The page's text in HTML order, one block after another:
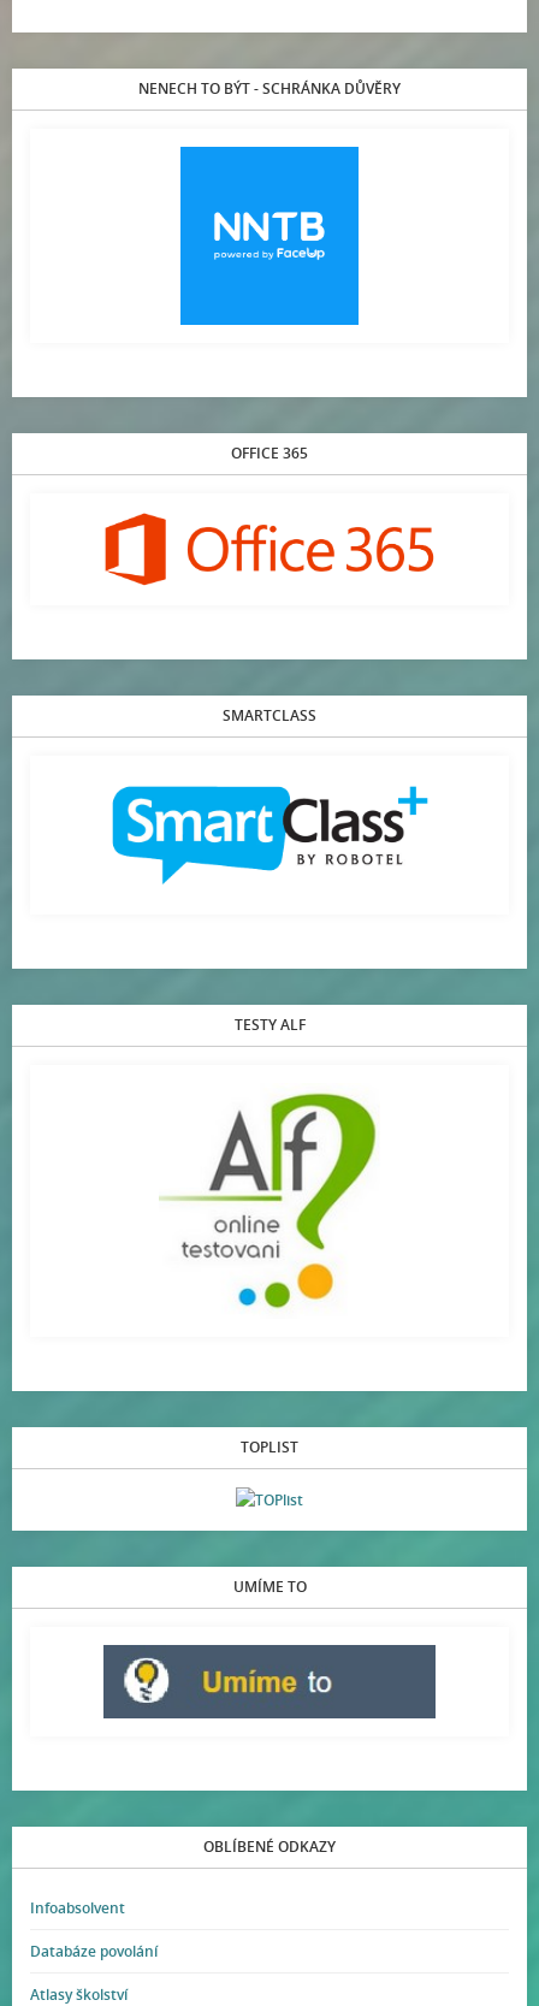
NENECH TO BÝT - SCHRÁNKA DŮVĚRY
OFFICE 365
SMARTCLASS
TESTY ALF
TOPLIST
UMÍME TO
OBLÍBENÉ ODKAZY
Infoabsolvent
Databáze povolání
Atlasy školství